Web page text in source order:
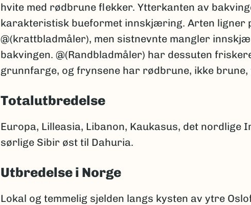
hvite med rødbrune flekker. Ytterkanten av
karakteristisk bueformet innskjæring. Arten ligner
@(krattbladmåler), men sistnevnte mangler
bakvingen. @(Randbladmåler) har dessuten
grunnfarge, og frynsene har rødbrune, ikke brune,
Totalutbredelse
Europa, Lilleasia, Libanon, Kaukasus, det nordlige
sørlige Sibir øst til Dahuria.
Utbredelse i Norge
Lokal og temmelig sjelden langs kysten av ytre